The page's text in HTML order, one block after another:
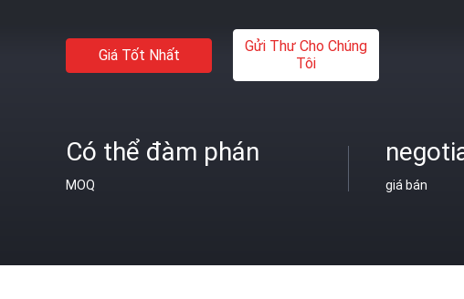
Giá Tốt Nhất
Gửi Thư Cho Chúng
Tôi
Có thể đàm phán
MOQ giá bán